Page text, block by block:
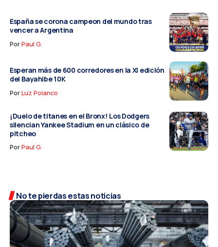
España se corona campeon del mundo tras
vencer a Argentina
PorPaul G.
Esperan más de 600 corredores en la XI edición
del Bayahibe 10K
PorLuz Polanco
¡Duelo de titanes en el Bronx! Los Dodgers
silencian Yankee Stadium en un clásico de
pitcheo
PorPaul G.
No te pierdas estas noticias